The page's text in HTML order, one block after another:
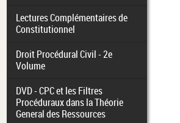
Lectures Complémentaires de
Constitutionnel
Droit Procédural Civil - 2e
Volume
DVD - CPC et les Filtres
Procéduraux dans la Théorie
General des Ressources